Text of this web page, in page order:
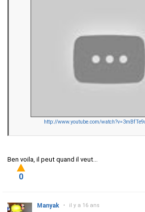
http://www.youtube.com/
Ben voila, il peut quand il veut...
0
Manyak • il y a 16 ans